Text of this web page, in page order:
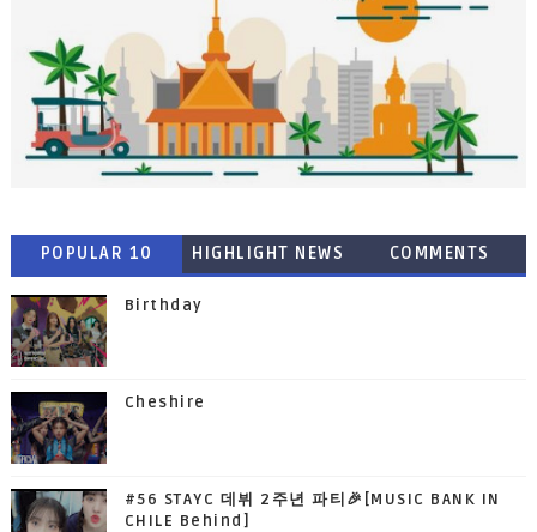
POPULAR 10 HIGHLIGHT NEWS COMMENTS
Birthday
Cheshire
#56 STAYC 데뷔 2주년 파티🎉[MUSIC BANK IN
CHILE Behind]